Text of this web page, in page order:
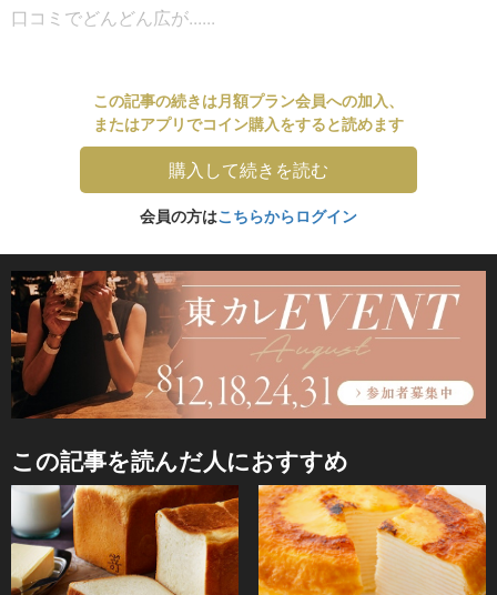
口コミでどんどん広が......
この記事の続きは月額プラン会員への加入、
またはアプリでコイン購入をすると読めます
購入して続きを読む
会員の方はこちらからログイン
この記事を読んだ人におすすめ